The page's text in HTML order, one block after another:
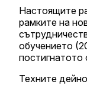
Настоящите
рамките на
обучението
постигнатото
Техните